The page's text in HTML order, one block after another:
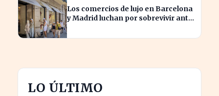
Los comercios de lujo en Barcelona
y Madrid luchan por sobrevivir ante
LO ÚLTIMO